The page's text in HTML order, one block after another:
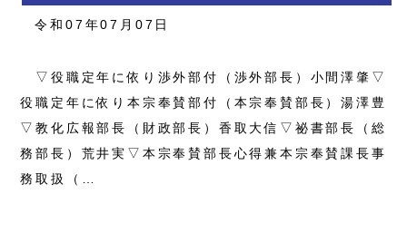
令和07年07月07日
▽役職定年に依り渉外部付（渉外部長）小間澤肇▽
役職定年に依り本宗奉賛部付（本宗奉賛部長）湯澤豊
▽教化広報部長（財政部長）香取大信▽祕書部長（総
務部長）荒井実▽本宗奉賛部長心得兼本宗奉賛課長事
務取扱（…